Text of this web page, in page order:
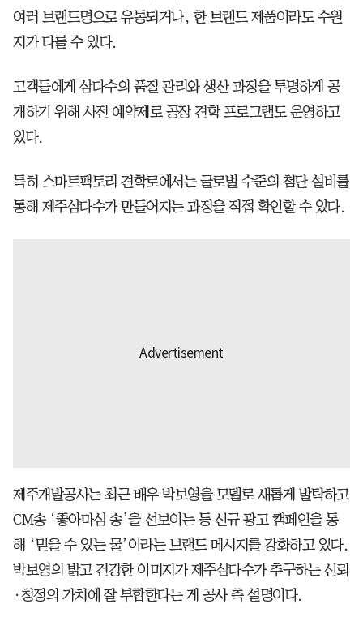
여러 브랜드명으로 유통되거나, 한 브랜드 제품이라도 수원
지가 다를 수 있다.
고객들에게 삼다수의 품질 관리와 생산 과정을 투명하게 공
개하기 위해 사전 예약제로 공장 견학 프로그램도 운영하고
있다.
특히 스마트팩토리 견학로에서는 글로벌 수준의 첨단 설비를
통해 제주삼다수가 만들어지는 과정을 직접 확인할 수 있다.
제주개발공사는 최근 배우 박보영을 모델로 새롭게 발탁하고
CM송 ‘좋아마심 송’을 선보이는 등 신규 광고 캠페인을 통
해 ‘믿을 수 있는 물’이라는 브랜드 메시지를 강화하고 있다.
박보영의 밝고 건강한 이미지가 제주삼다수가 추구하는 신뢰
·청정의 가치에 잘 부합한다는 게 공사 측 설명이다.